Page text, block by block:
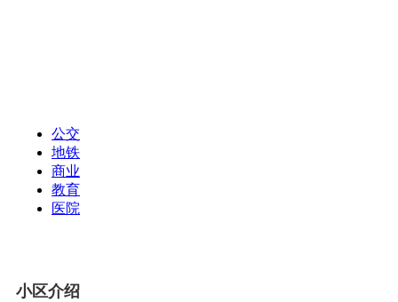
公交
地铁
商业
教育
医院
小区介绍